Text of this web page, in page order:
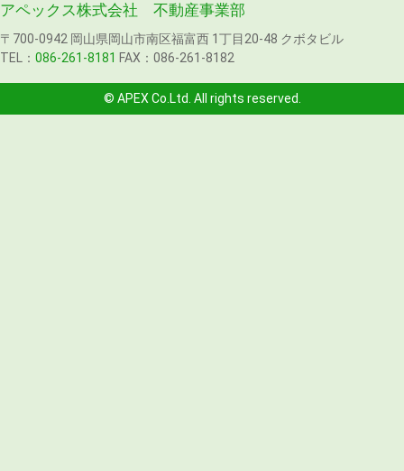
アペックス株式会社 不動産事業部
〒700-0942 岡山県岡山市南区福富西 1丁目20-48 クボタビル
TEL： 086-261-8181 FAX：086-261-8182
© APEX Co.Ltd. All rights reserved.